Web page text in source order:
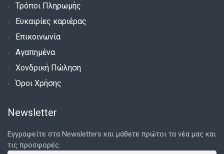
Τρόποι Πληρωμής
Ευκαιρίες καριέρας
Επικοινωνία
Αγαπημένα
Χονδρική Πώληση
Όροι Χρήσης
Newsletter
Εγγραφείτε στα Newsletters και μάθετε πρώτοι τα νέα μας και
τις προσφορές.